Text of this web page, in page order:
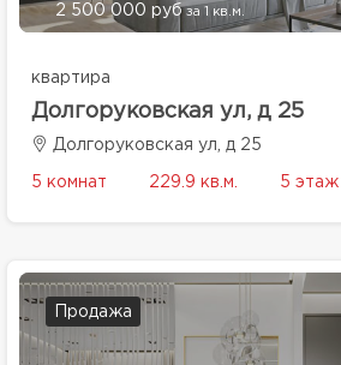
2 500 000 руб за 1 кв.м.
квартира
Долгоруковская ул, д 25
Долгоруковская ул, д 25
5 комнат 229.9 кв.м. 5 этаж
Продажа